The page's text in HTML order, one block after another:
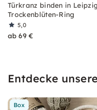
Türkranz binden in
Trockenblüten-Ring
5,0
ab 69 €
Entdecke
Box